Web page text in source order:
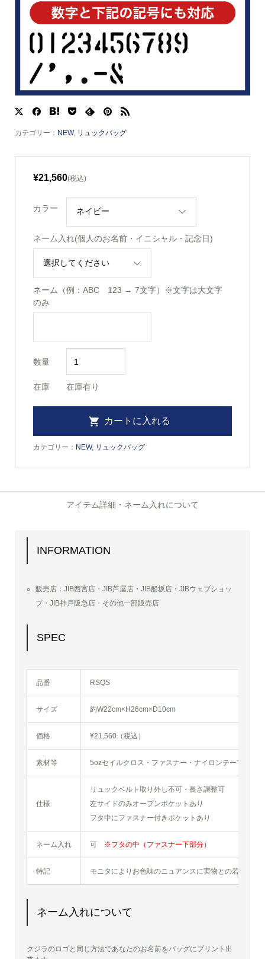
カテゴリー： NEW, リュックバッグ
¥21,560(税込)
カラー
ネーム入れ(個人のお名前・イニシャル・記念日)
ネーム（例：ABC 123 → 7文字）※文字は大文字
のみ
数量
在庫 在庫有り
カテゴリー： NEW, リュックバッグ
アイテム詳細・ネーム入れについて
INFORMATION
販売店：JIB西宮店・JIB芦屋店・JIB船坂店・JIBウェブショッ
プ・JIB神戸阪急店・その他一部販売店
SPEC
品番 RSQS
サイズ 約W22cm×H26cm×D10cm
価格 ¥21,560（税込）
素材等 5ozセイルクロス・ファスナー・ナイロンテープ他
仕様
リュックベルト取り外し不可・長さ調整可
左サイドのみオープンポケットあり
フタ中にファスナー付きポケットあり
ネーム入れ 可 ※フタの中（ファスナー下部分）
特記 モニタによりお色味のニュアンスに実物との若干の違
ネーム入れについて
クジラのロゴと同じ方法であなたのお名前をバッグにプリント出